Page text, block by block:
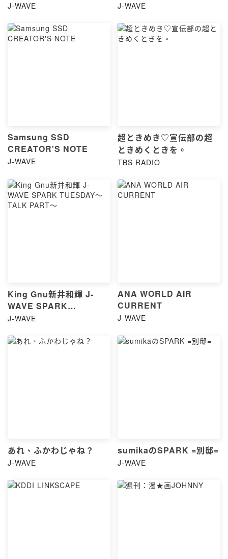
J-WAVE J-WAVE
Samsung SSD
CREATOR'S NOTE
J-WAVE
超ときめき♡宣伝部の超
ときめくときを。
TBS RADIO
King Gnu新井和輝 J-
WAVE SPARK
TUESDAY～TALK PART
J-WAVE
ANA WORLD AIR
CURRENT
J-WAVE
あれ、ふかわじゃね？
J-WAVE
sumikaのSPARK =別邸=
J-WAVE